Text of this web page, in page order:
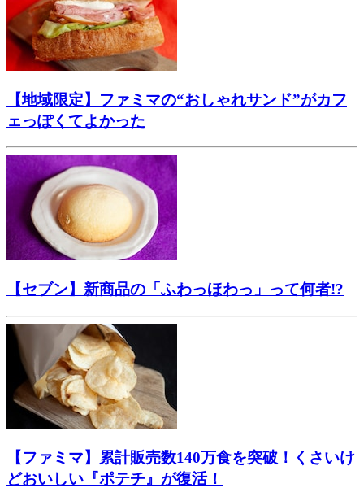
【地域限定】ファミマの“おしゃれサンド”がカフ
ェっぽくてよかった
【セブン】新商品の「ふわっほわっ」って何者!?
【ファミマ】累計販売数140万食を突破！くさいけ
どおいしい『ポテチ』が復活！